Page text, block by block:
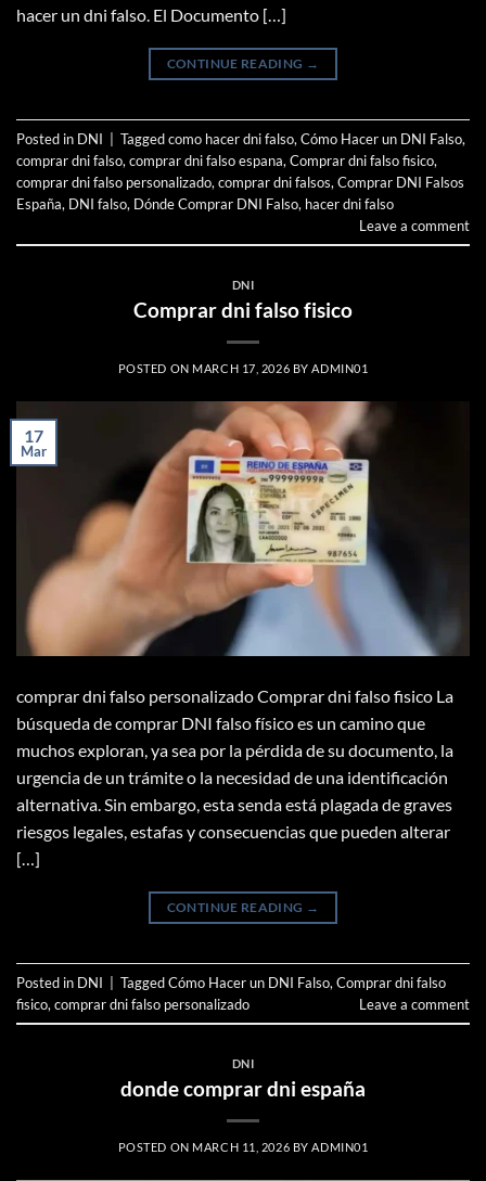
hacer un dni falso. El Documento […]
CONTINUE READING →
Posted in DNI Taggedcomo hacer dni falso, Cómo Hacer un DNI Falso,
comprar dni falso, comprar dni falso espana, Comprar dni falso fisico,
comprar dni falso personalizado, comprar dni falsos, Comprar DNI Falsos
España, DNI falso, Dónde Comprar DNI Falso, hacer dni falso
Leave a comment
DNI
Comprar dni falso fisico
POSTED ON MARCH 17, 2026 BYADMIN01
17
Mar
comprar dni falso personalizado Comprar dni falso fisico La
búsqueda de comprar DNI falso físico es un camino que
muchos exploran, ya sea por la pérdida de su documento, la
urgencia de un trámite o la necesidad de una identificación
alternativa. Sin embargo, esta senda está plagada de graves
riesgos legales, estafas y consecuencias que pueden alterar
[…]
CONTINUE READING →
Posted in DNI | TaggedCómo Hacer un DNI Falso, Comprar dni falso
fisico, comprar dni falso personalizado Leave a comment
DNI
donde comprar dni españa
POSTED ON MARCH 11, 2026 BYADMIN01